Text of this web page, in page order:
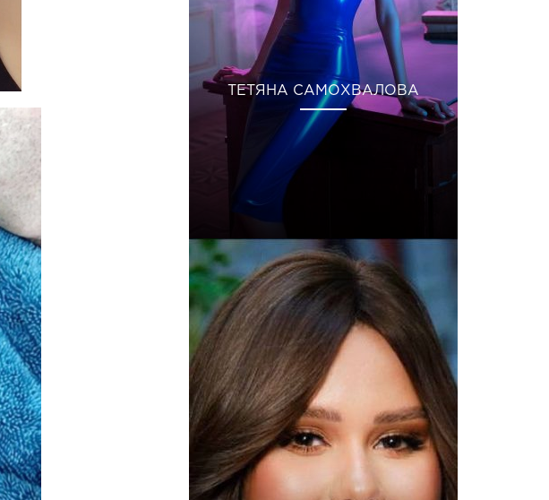
ТЕТЯНА САМОХВАЛОВА